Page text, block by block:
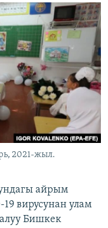
2021-жыл.
айрым
19 вирусунан улам
Бишкек